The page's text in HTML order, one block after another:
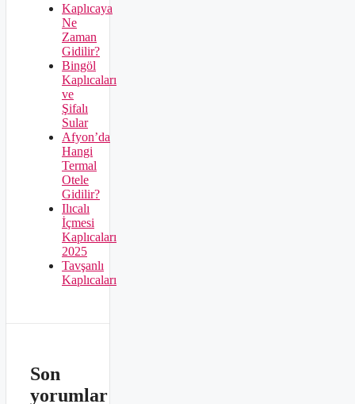
Kaplıcaya
Ne
Zaman
Gidilir?
Bingöl
Kaplıcaları
ve
Şifalı
Sular
Afyon’da
Hangi
Termal
Otele
Gidilir?
Ilıcalı
İçmesi
Kaplıcaları
2025
Tavşanlı
Kaplıcaları
Son
yorumlar